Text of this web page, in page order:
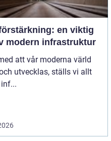
en viktig
modern infrastruktur
att vår moderna värld
utvecklas, ställs vi allt